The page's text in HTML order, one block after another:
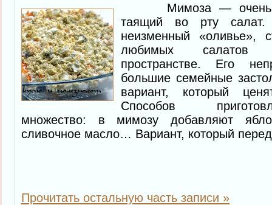
Мимоза — очень
таящий во рту
неизменный «оливье»,
любимых салатов
пространстве. Его
большие семейные
вариант, который
Способов
множество: в мимозу добавляют
сливочное масло… Вариант, который
Прочитать остальную часть записи »